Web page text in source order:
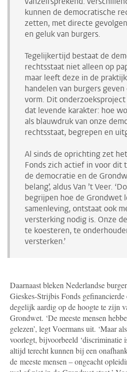
kunnen de democratische
zetten, met directe
en geluk van burgers.
Tegelijkertijd bestaat de
rechtsstaat niet alleen op
maar leeft deze in de
handelen van burgers
vorm. Dit
dat levende karakter: hoe
als blauwdruk van onze
rechtsstaat, begrepen en
Al sinds de oprichting zet
Fonds zich actief in voor dit
de democratie en de
belang’, aldus Van ’t Veer.
begrijpen hoe de Grondwet
samenleving, ontstaat ook
versterking nodig is. Onze
te koesteren, te
versterken.’
Daarnaast bleken Nederlandse
Gieskes-Strijbis Fonds
degelijk aardig op de hoogte te zijn
Grondwet. ‘De meeste mensen
gelezen’, legt Voermans uit. ‘Maar
voorlegt, bijvoorbeeld ‘discriminatie
altijd terecht kunnen bij een
de meeste mensen – ongeacht